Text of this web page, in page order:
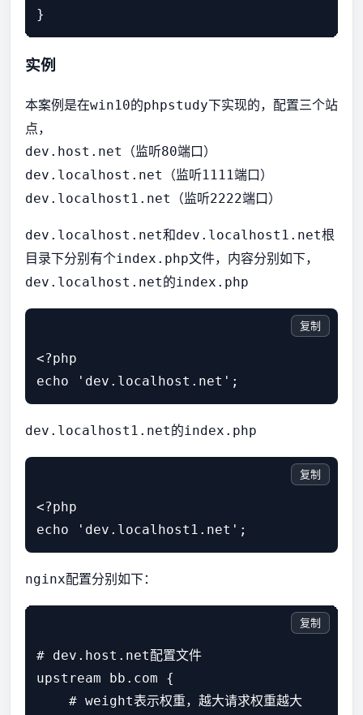
实例
本案例是在win10的phpstudy下实现的，配置三个站
点，
dev.host.net （监听80端口）
dev.localhost.net （监听1111端口）
dev.localhost1.net （监听2222端口）
dev.localhost.net和dev.localhost1.net根
目录下分别有个index.php文件，内容分别如下，
dev.localhost.net的index.php
<?php
复制
dev.localhost1.net的index.php
<?php
复制
nginx配置分别如下：
# dev.host.net配置文件
upstream bb.com {
    # weight表示权重，越大请求权重越大
复制